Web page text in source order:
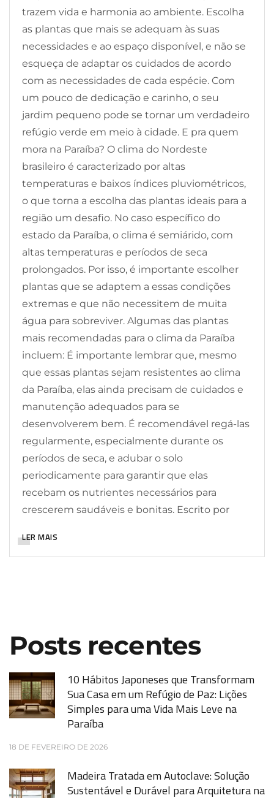
trazem vida e harmonia ao ambiente. Escolha
as plantas que mais se adequam às suas
necessidades e ao espaço disponível, e não se
esqueça de adaptar os cuidados de acordo
com as necessidades de cada espécie. Com
um pouco de dedicação e carinho, o seu
jardim pequeno pode se tornar um verdadeiro
refúgio verde em meio à cidade. E pra quem
mora na Paraíba? O clima do Nordeste
brasileiro é caracterizado por altas
temperaturas e baixos índices pluviométricos,
o que torna a escolha das plantas ideais para a
região um desafio. No caso específico do
estado da Paraíba, o clima é semiárido, com
altas temperaturas e períodos de seca
prolongados. Por isso, é importante escolher
plantas que se adaptem a essas condições
extremas e que não necessitem de muita
água para sobreviver. Algumas das plantas
mais recomendadas para o clima da Paraíba
incluem: É importante lembrar que, mesmo
que essas plantas sejam resistentes ao clima
da Paraíba, elas ainda precisam de cuidados e
manutenção adequados para se
desenvolverem bem. É recomendável regá-las
regularmente, especialmente durante os
períodos de seca, e adubar o solo
periodicamente para garantir que elas
recebam os nutrientes necessários para
crescerem saudáveis e bonitas. Escrito por
LER MAIS
Posts recentes
10 Hábitos Japoneses que Transformam
Sua Casa em um Refúgio de Paz: Lições
Simples para uma Vida Mais Leve na
Paraíba
18 DE FEVEREIRO DE 2026
Madeira Tratada em Autoclave: Solução
Sustentável e Durável para Arquitetura na